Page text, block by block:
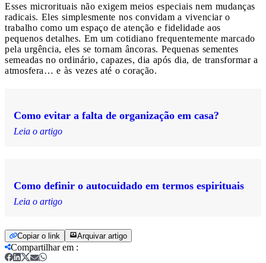
Esses microrituais não exigem meios especiais nem mudanças
radicais. Eles simplesmente nos convidam a vivenciar o
trabalho como um espaço de atenção e fidelidade aos
pequenos detalhes. Em um cotidiano frequentemente marcado
pela urgência, eles se tornam âncoras. Pequenas sementes
semeadas no ordinário, capazes, dia após dia, de transformar a
atmosfera… e às vezes até o coração.
Como evitar a falta de organização em casa?
Leia o artigo
Como definir o autocuidado em termos espirituais
Leia o artigo
Copiar o link Arquivar artigo
Compartilhar em :